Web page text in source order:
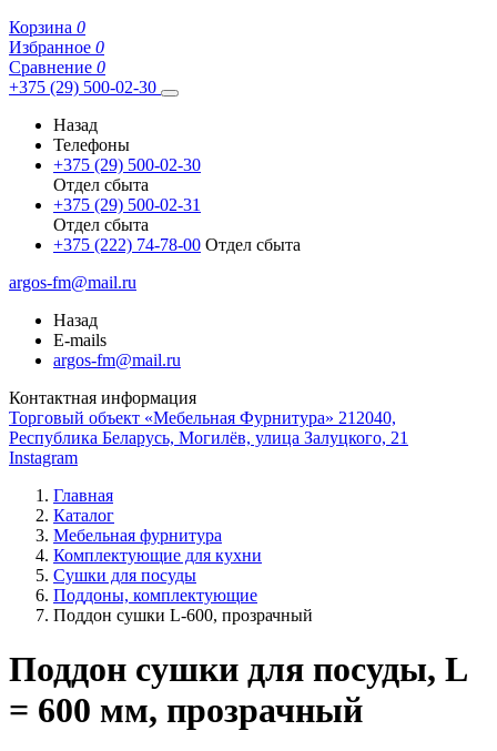
Корзина 0
Избранное 0
Сравнение 0
+375 (29) 500-02-30
Назад
Телефоны
+375 (29) 500-02-30
Отдел сбыта
+375 (29) 500-02-31
Отдел сбыта
+375 (222) 74-78-00 Отдел сбыта
argos-fm@mail.ru
Назад
E-mails
argos-fm@mail.ru
Контактная информация
Торговый объект «Мебельная Фурнитура» 212040,
Республика Беларусь, Могилёв, улица Залуцкого, 21
Instagram
Главная
Каталог
Мебельная фурнитура
Комплектующие для кухни
Сушки для посуды
Поддоны, комплектующие
Поддон сушки L-600, прозрачный
Поддон сушки для посуды, L
= 600 мм, прозрачный